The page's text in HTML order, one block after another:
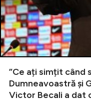
”Ce ați simțit când
Dumneavoastră și
Victor Becali a dat